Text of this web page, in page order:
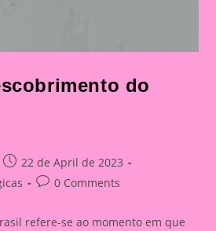
do
Post
published:
22 de April de 2023
Post0 Comments
refere-se ao momento em que